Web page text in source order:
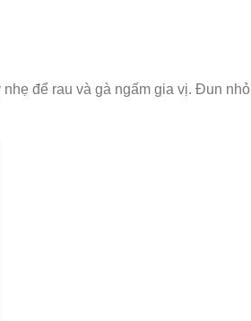
để rau và gà ngấm gia vị. Đun nhỏ